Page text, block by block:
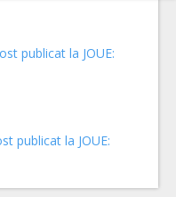
publicat la JOUE:
publicat la JOUE: